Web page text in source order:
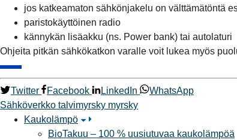
jos katkeamaton sähkönjakelu on välttämätöntä
paristokäyttöinen radio
kännykän lisäakku (ns. Power bank) tai autolaturi
Ohjeita pitkän sähkökatkon varalle voit lukea myös
Twitter Facebook LinkedIn
WhatsApp
Sähköverkko talvimyrsky myrsky
Kaukolämpö
BioTakuu – 100 % uusiutuvaa kaukolämpöä